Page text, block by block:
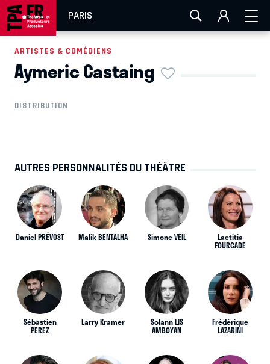
PARIS
AIX-MARSEILLE LA ROCHELLE
EN TOURNÉE
ARTISTES & COMÉDIENS
Aymeric Castaing
DISTRIBUTION
AUTRES PERSONNALITÉS DU THÉÂTRE
Daniel PRÉVOST Malik BENTALHA Simone VEIL Laetitia
FOURCADE
Sébastien
PEREZ
Larry Kramer Solann LIS
AMBOYAN
Frédérique
LAZARINI